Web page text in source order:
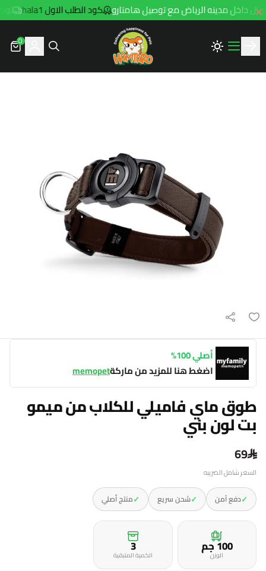
كود الطلب الاول hala1 توصيل
Hamtaro
0
أصلي 100%
اضغط هنا للمزيد من ماركةmemopet
طوق ماي فاميلي للكلاب من ميمو
بت لون بني
69
السعر شامل الضريبه
✓دفع آمن ✓شحن سريع ✓منتج أصلي
100 جمالوزن 3
الكمية المتبقية